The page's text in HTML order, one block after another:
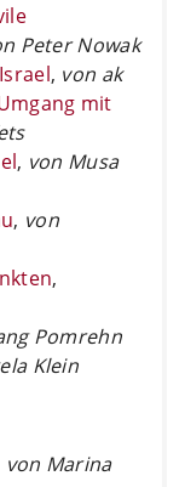
Peter Nowak
, von ak
mit
, von Musa
, von
,
Pomrehn
Klein
von Marina